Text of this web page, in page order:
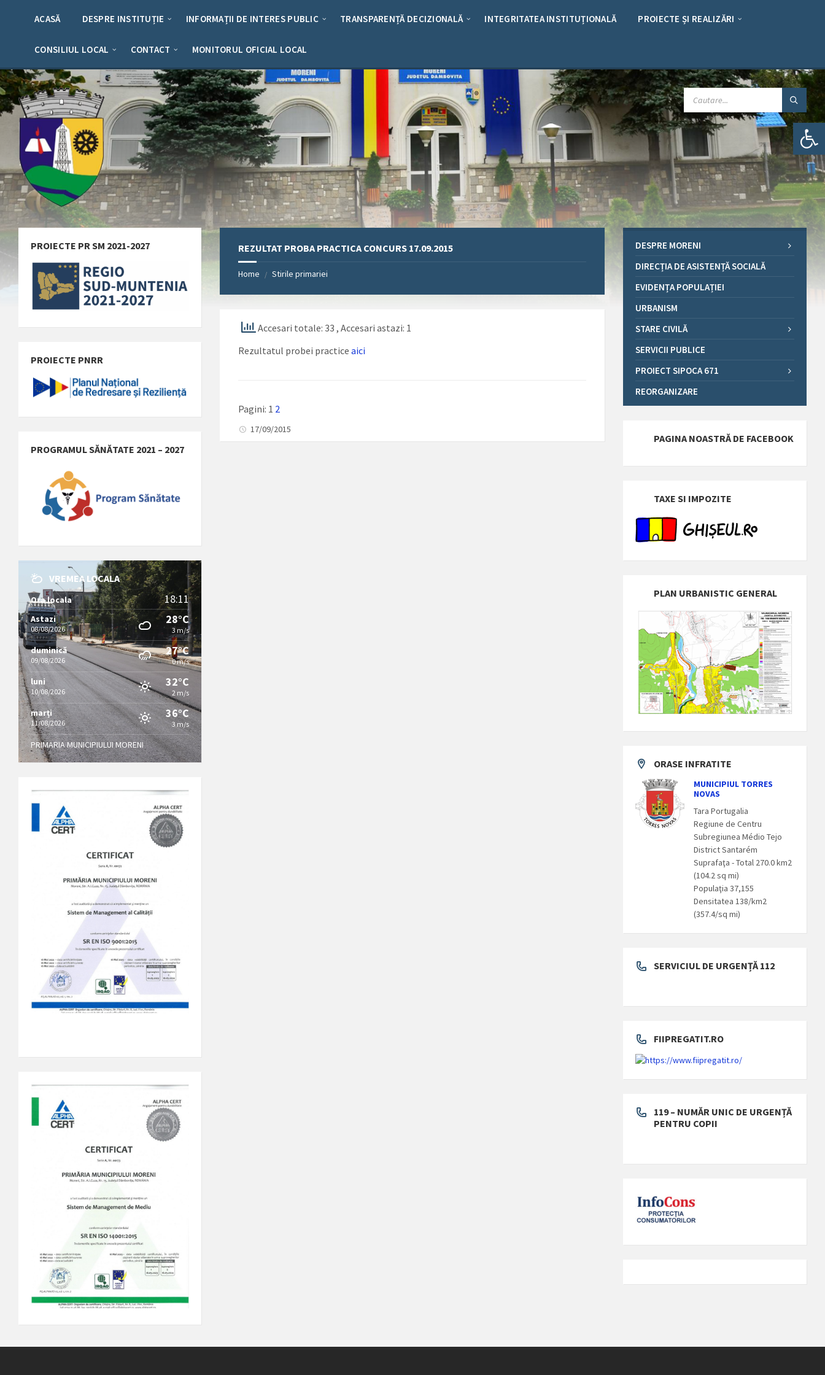
Deschide bara de unelte
ACASĂ DESPRE INSTITUȚIE INFORMAȚII DE INTERES PUBLIC TRANSPARENȚĂ DECIZIONALĂ INTEGRITATEA INSTITUȚIONALĂ PROIECTE ȘI REALIZĂRI
CONSILIUL LOCAL CONTACT MONITORUL OFICIAL LOCAL
CAUTARE:
REZULTAT PROBA PRACTICA CONCURS 17.09.2015
Home / Stirile primariei
Accesari totale: 33, Accesari astazi: 1
Rezultatul probei practiceaici
Pagini: 1 2
17/09/2015
PROIECTE PR SM 2021-2027
PROIECTE PNRR
PROGRAMUL SĂNĂTATE 2021 – 2027
VREMEA LOCALA
Ora locala 18:11
Astazi
08/08/2026
28°C
3 m/s
duminică
09/08/2026
27°C
0 m/s
luni
10/08/2026
32°C
2 m/s
marți
11/08/2026
36°C
3 m/s
PRIMARIA MUNICIPIULUI MORENI
DESPRE MORENI
DIRECȚIA DE ASISTENȚĂ SOCIALĂ
EVIDENȚA POPULAȚIEI
URBANISM
STARE CIVILĂ
SERVICII PUBLICE
PROIECT SIPOCA 671
REORGANIZARE
PAGINA NOASTRĂ DE FACEBOOK
TAXE SI IMPOZITE
PLAN URBANISTIC GENERAL
ORASE INFRATITE
MUNICIPIUL TORRES
NOVAS
Tara Portugalia
Regiune de Centru
Subregiunea Médio Tejo
District Santarém
Suprafaţa - Total 270.0 km2
(104.2 sq mi)
Populaţia 37,155
Densitatea 138/km2
(357.4/sq mi)
SERVICIUL DE URGENȚĂ 112
FIIPREGATIT.RO
119 – NUMĂR UNIC DE URGENȚĂ
PENTRU COPII